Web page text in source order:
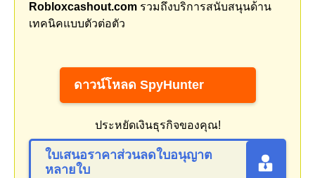
Robloxcashout.com รวมถึงบริการสนับสนุนด้าน
เทคนิคแบบตัวต่อตัว
ดาวน์โหลด SpyHunter
ประหยัดเงินธุรกิจของคุณ!
ใบเสนอราคาส่วนลดใบอนุญาต
หลายใบ